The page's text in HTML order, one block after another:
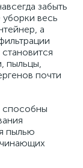
забыть
весь
а
пыльцы,
почти
способны
пылью